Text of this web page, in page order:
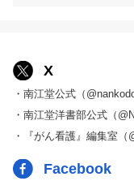
X
・南江堂公式（
・南江堂洋書部公式（
・『がん看護』編集室（
Facebook